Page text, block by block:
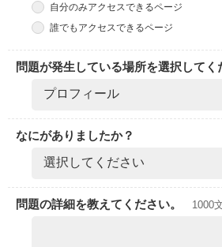
自分のみアクセスできるページ
誰でもアクセスできるページ
問題が発生している場所を選択してく
なにがありましたか？
問題の詳細を教えてください。 1000